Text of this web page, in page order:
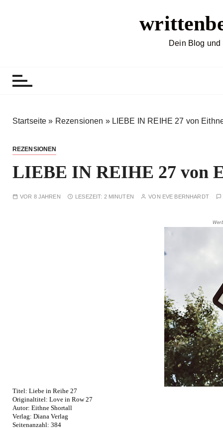
Dein Blog und
Startseite » Rezensionen » LIEBE IN REIHE 27 von
REZENSIONEN
LIEBE IN REIHE 27 von
VOR 8 JAHREN LESEZEIT: 2 MINUTEN VON EVE BERNHARDT
Titel: Liebe in Reihe 27
Originaltitel: Love in Row 27
Autor: Eithne Shortall
Verlag: Diana Verlag
Seitenanzahl: 384